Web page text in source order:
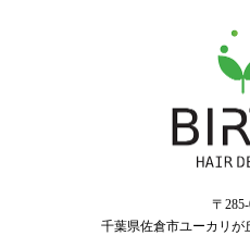
〒
千葉県佐倉市ユーカリ